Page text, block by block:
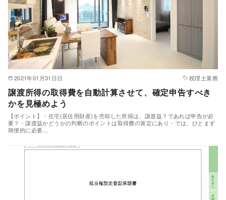
2021年01月31日日 税理士業務
譲渡所得の取得費を自動計算させて、確定申告すべき
かを見極めよう
【ポイント】・住宅(居住用財産)を売却した所得は、譲渡益？であれば申告が必
要？・譲渡益かどうかの判断のポイントは取得費の算定にあり・では、ひとまず
簡便的に必要…